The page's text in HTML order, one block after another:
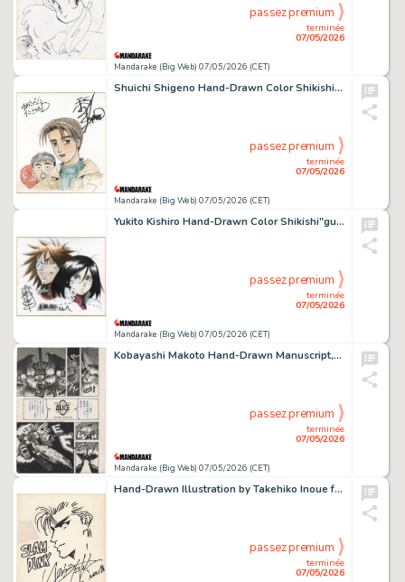
Mandarake (Big Web) 07/05/2026 (CET)
terminée
07/05/2026
passez premium
Shuichi Shigeno Hand-Drawn Color Shikishi"Initial D"
Mandarake (Big Web) 07/05/2026 (CET)
terminée
07/05/2026
passez premium
Yukito Kishiro Hand-Drawn Color Shikishi"gun Last Order"
Mandarake (Big Web) 07/05/2026 (CET)
terminée
07/05/2026
passez premium
Kobayashi Makoto Hand-Drawn Manuscript,"Mobile Suit Gundam Gaiden: Legend of G"
Mandarake (Big Web) 07/05/2026 (CET)
terminée
07/05/2026
passez premium
Hand-Drawn Illustration by Takehiko Inoue for "Slam Dunk"
terminée
07/05/2026
passez premium